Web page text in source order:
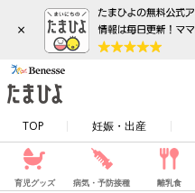
×
TOP 妊娠・出産
育児グッズ 病気・予防接種 離乳食